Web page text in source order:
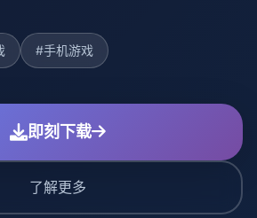
#手机游戏
即刻下载
了解更多